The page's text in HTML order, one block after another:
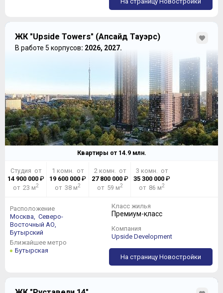
ЖК "Upside Towers" (Апсайд Тауэрс)
В работе 5 корпусов: 2026, 2027.
Квартиры от 14.9млн.
Студия от
14 900 000₽
от 23 м2
1 комн. от
19 600 000 ₽
от 38 м2
2 комн. от
27 800 000₽
от 59 м2
3 комн. от
35 300 000 ₽
от 86 м2
Расположение
Москва, Северо-
Восточный АО,
Бутырский
Ближайшее метро
Бутырская
Класс жилья
Премиум-класс
Компания
Upside Development
На страницу Новостройки